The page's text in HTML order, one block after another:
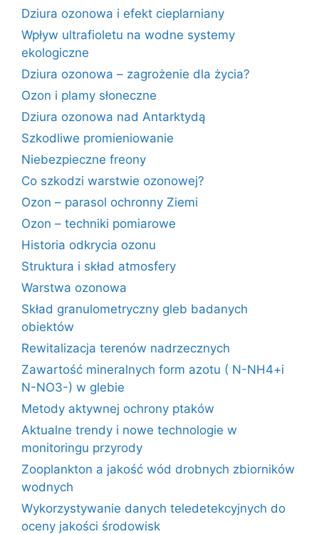
Dziura ozonowa i efekt cieplarniany
Wpływ ultrafioletu na wodne systemy
ekologiczne
Dziura ozonowa – zagrożenie dla życia?
Ozon i plamy słoneczne
Dziura ozonowa nad Antarktydą
Szkodliwe promieniowanie
Niebezpieczne freony
Co szkodzi warstwie ozonowej?
Ozon – parasol ochronny Ziemi
Ozon – techniki pomiarowe
Historia odkrycia ozonu
Struktura i skład atmosfery
Warstwa ozonowa
Skład granulometryczny gleb badanych
obiektów
Rewitalizacja terenów nadrzecznych
Zawartość mineralnych form azotu ( N-NH4+i
N-NO3-) w glebie
Metody aktywnej ochrony ptaków
Aktualne trendy i nowe technologie w
monitoringu przyrody
Zooplankton a jakość wód drobnych zbiorników
wodnych
Wykorzystywanie danych teledetekcyjnych do
oceny jakości środowisk